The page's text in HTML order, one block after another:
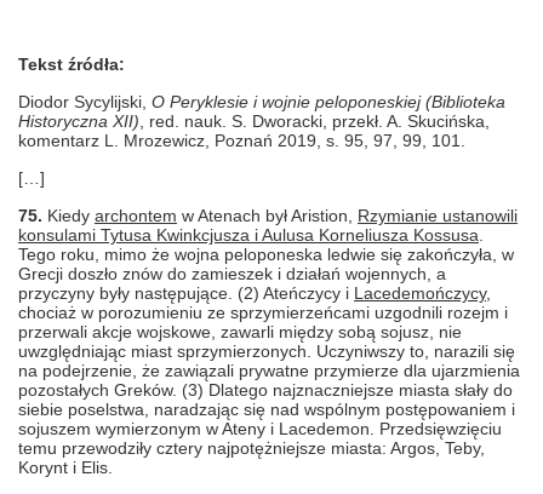
Tekst źródła:
Diodor Sycylijski, O Peryklesie i wojnie peloponeskiej (Biblioteka
Historyczna XII) , red. nauk. S. Dworacki, przekł. A. Skucińska,
komentarz L. Mrozewicz, Poznań 2019, s. 95, 97, 99, 101.
[…]
75. Kiedy archontem w Atenach był Aristion, Rzymianie ustanowili
konsulami Tytusa Kwinkcjusza i Aulusa Korneliusza Kossusa
Tego roku, mimo że wojna peloponeska ledwie się zakończyła, w
Grecji doszło znów do zamieszek i działań wojennych, a
przyczyny były następujące. (2) Ateńczycy i Lacedemończycy,
chociaż w porozumieniu ze sprzymierzeńcami uzgodnili rozejm i
przerwali akcje wojskowe, zawarli między sobą sojusz, nie
uwzględniając miast sprzymierzonych. Uczyniwszy to, narazili się
na podejrzenie, że zawiązali prywatne przymierze dla ujarzmienia
pozostałych Greków. (3) Dlatego najznaczniejsze miasta słały do
siebie poselstwa, naradzając się nad wspólnym postępowaniem i
sojuszem wymierzonym w Ateny i Lacedemon. Przedsięwzięciu
temu przewodziły cztery najpotężniejsze miasta: Argos, Teby,
Korynt i Elis.